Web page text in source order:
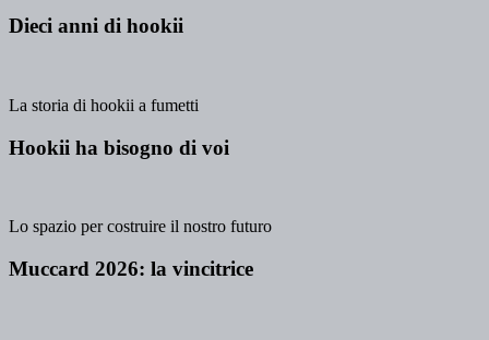
Dieci anni di hookii
La storia di hookii a fumetti
Hookii ha bisogno di voi
Lo spazio per costruire il nostro futuro
Muccard 2026: la vincitrice